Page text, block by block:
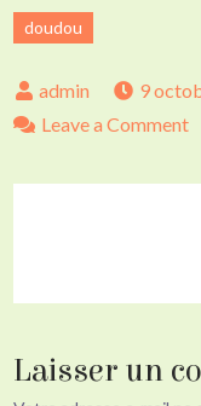
doudou
9
Leave a Commenton
de
Laisser un